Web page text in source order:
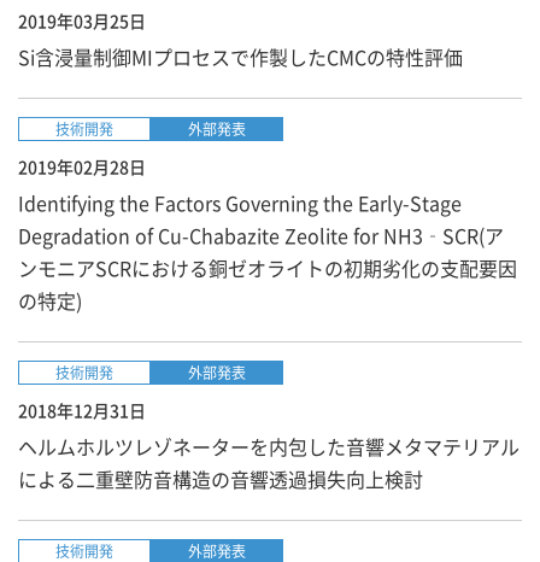
2019年03月25日
Si含浸量制御MIプロセスで作製したCMCの特性評価
技術開発 外部発表
2019年02月28日
Identifying the Factors Governing the Early-Stage
Degradation of Cu-Chabazite Zeolite for NH3‑SCR(ア
ンモニアSCRにおける銅ゼオライトの初期劣化の支配要因
の特定)
技術開発 外部発表
2018年12月31日
ヘルムホルツレゾネーターを内包した音響メタマテリアル
による二重壁防音構造の音響透過損失向上検討
技術開発 外部発表